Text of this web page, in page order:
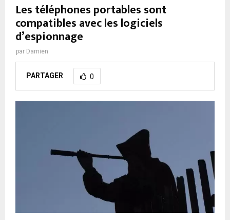
Les téléphones portables sont
compatibles avec les logiciels
d’espionnage
par Damien
PARTAGER 0